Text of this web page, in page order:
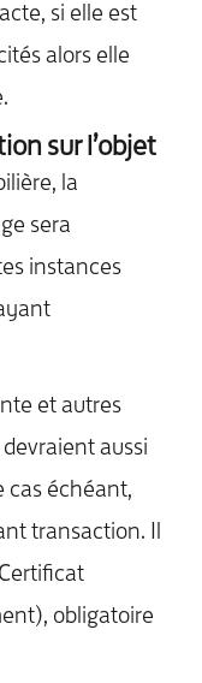
si elle est
alors elle
sur l’objet
la
sera
instances
et autres
aussi
cas échéant,
transaction. Il
obligatoire